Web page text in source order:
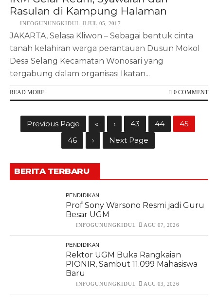
Rasulan di Kampung Halaman
INFOGUNUNGKIDUL JUL 05, 2017
JAKARTA, Selasa Kliwon – Sebagai bentuk cinta
tanah kelahiran warga perantauan Dusun Mokol
Desa Selang Kecamatan Wonosari yang
tergabung dalam organisasi Ikatan...
READ MORE 0 COMMENT
Previous Page « ‹ 43 44
45
46
› Next Page
BERITA TERBARU
PENDIDIKAN
Prof Sony Warsono Resmi jadi Guru
Besar UGM
INFOGUNUNGKIDUL AGU 07, 2026
PENDIDIKAN
Rektor UGM Buka Rangkaian
PIONIR, Sambut 11.099 Mahasiswa
Baru
INFOGUNUNGKIDUL AGU 03, 2026